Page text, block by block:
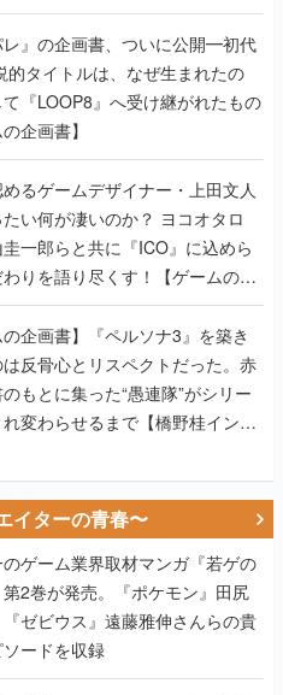
レ』の企画書、ついに公開━初代
的タイトルは、なぜ生まれたの
『LOOP8』へ受け継がれたもの
企画書】
るゲームデザイナー・上田文人
い何が凄いのか？ ヨコオタロ
一郎らと共に『ICO』に込めら
りを語り尽くす！【ゲームの企
の企画書】『ペルソナ3』を築き
反骨心とリスペクトだった。赤
もとに集った“愚連隊”がシリー
変わらせるまで【橋野桂インタ
イターの青春〜
ゲーム業界取材マンガ『若ゲの
2巻が発売。『ポケモン』田尻
ゼビウス』遠藤雅伸さんらの貴
ードを収録